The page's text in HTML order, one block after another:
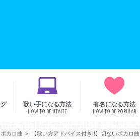
歌い手になる方法
HOW TO BE UTAITE
有名になる方法
HOW TO BE POPULAR
ボカロ曲 【歌い方アドバイス付き!!】切ないボカロ